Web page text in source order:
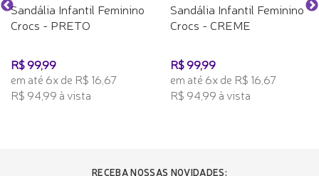
Sandália Infantil Feminino
Crocs - PRETO
R$ 99,99
em até 6x de R$ 16,67
R$ 94,99 à vista
Sandália Infantil Feminino
Crocs - CREME
R$ 99,99
em até 6x de R$ 16,67
R$ 94,99 à vista
RECEBA NOSSAS NOVIDADES: